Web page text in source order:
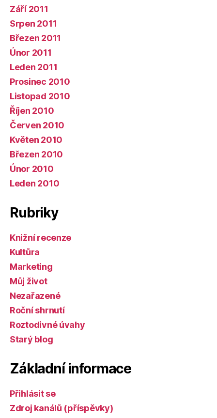
Září 2011
Srpen 2011
Březen 2011
Únor 2011
Leden 2011
Prosinec 2010
Listopad 2010
Říjen 2010
Červen 2010
Květen 2010
Březen 2010
Únor 2010
Leden 2010
Rubriky
Knižní recenze
Kultůra
Marketing
Můj život
Nezařazené
Roční shrnutí
Roztodivné úvahy
Starý blog
Základní informace
Přihlásit se
Zdroj kanálů (příspěvky)